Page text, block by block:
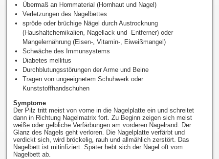
Übermaß an Hornmaterial (Hornhaut und Nagel)
Verletzungen des Nagelbettes
spröde oder brüchige Nägel durch Austrocknung
(Haushaltchemikalien, Nagellack und -Entferner) oder
Mangelernährung (Eisen-, Vitamin-, Eiweißmangel)
Schwäche des Immunsystems
Diabetes mellitus
Durchblutungsstörungen der Arme und Beine
Tragen von ungeeignetem Schuhwerk oder
Kunststoffhandschuhen
Symptome
Der Pilz tritt meist von vorne in die Nagelplatte ein und schreitet
dann in Richtung Nagelmatrix fort. Zu Beginn zeigen sich meist
weiße oder gelbliche Verfärbungen am vorderen Nagelrand. Der
Glanz des Nagels geht verloren. Die Nagelplatte verfärbt und
verdickt sich, wird bröckelig, rauh und allmählich zerstört. Das
Nagelbett ist mitinfiziert. Später hebt sich der Nagel oft vom
Nagelbett ab.